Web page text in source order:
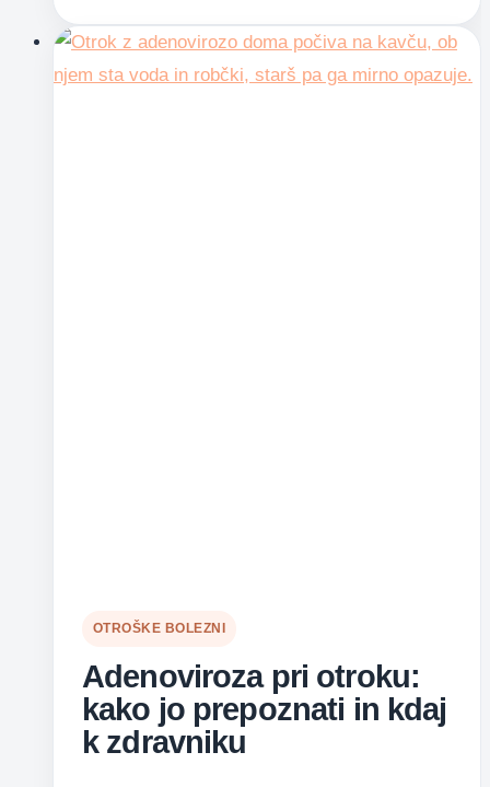
otroku:
kako
OTROŠKE BOLEZNI
Adenoviroza pri otroku:
kako jo prepoznati in kdaj
k zdravniku